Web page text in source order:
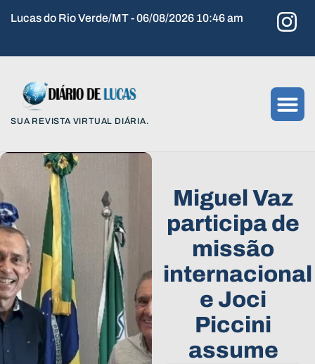
Lucas do Rio Verde/MT - 06/08/2026 10:46 am
SUA REVISTA VIRTUAL DIÁRIA.
Miguel Vaz
participa de
missão
internacional
e Joci
Piccini
assume